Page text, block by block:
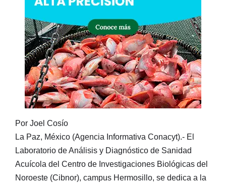
Por Joel Cosío
La Paz, México (Agencia Informativa Conacyt).- El
Laboratorio de Análisis y Diagnóstico de Sanidad
Acuícola del Centro de Investigaciones Biológicas del
Noroeste (Cibnor), campus Hermosillo, se dedica a la